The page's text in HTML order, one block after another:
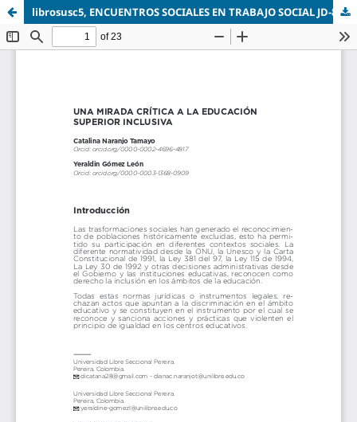
librosusc5, ENCUENTROS SOCIALES EN TRABAJO SOCIAL JD-89-111.pdf